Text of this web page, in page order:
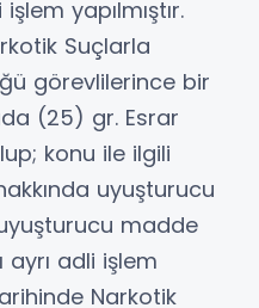
yapılmıştır.
Suçlarla
görevlilerince bir
(25) gr. Esrar
konu ile ilgili
uyuşturucu
madde
ayrı adli işlem
Narkotik